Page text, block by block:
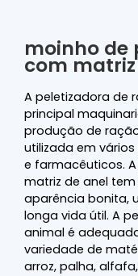
moinho de
com
A peletizadora de
principal
produção de
utilizada em
e farmacêuticos.
matriz de anel
aparência bonita,
longa vida útil. A
animal é
variedade de
arroz, palha,